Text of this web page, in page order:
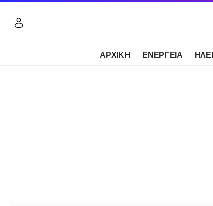
ΑΡΧΙΚΗ ΕΝΕΡΓΕΙΑ